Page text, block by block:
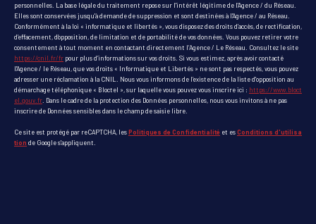
personnelles. La base légale du traitement repose sur l'intérêt légitime de l'Agence / du Réseau.
Elles sont conservées jusqu'à demande de suppression et sont destinées à l'Agence / au Réseau.
Conformément à la loi « informatique et libertés », vous disposez des droits d’accès, de rectification,
d’effacement, d’opposition, de limitation et de portabilité de vos données. Vous pouvez retirer votre
consentement à tout moment en contactant directement l’Agence / Le Réseau. Consultez le site
https://cnil.fr/fr pour plus d’informations sur vos droits. Si vous estimez, après avoir contacté
l'Agence / le Réseau, que vos droits « Informatique et Libertés » ne sont pas respectés, vous pouvez
adresser une réclamation à la CNIL. Nous vous informons de l’existence de la liste d'opposition au
démarchage téléphonique « Bloctel », sur laquelle vous pouvez vous inscrire ici : https://www.bloct
el.gouv.fr . Dans le cadre de la protection des Données personnelles, nous vous invitons à ne pas
inscrire de Données sensibles dans le champ de saisie libre.
Ce site est protégé par reCAPTCHA, lesPolitiques de Confidentialité et esConditions d'utilisa
tion de Google s'appliquent.